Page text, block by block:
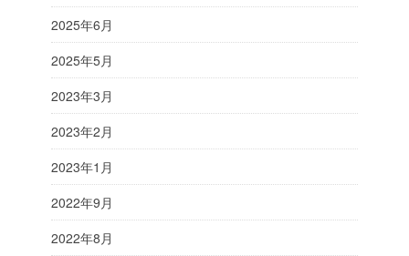
2025年6月
2025年5月
2023年3月
2023年2月
2023年1月
2022年9月
2022年8月